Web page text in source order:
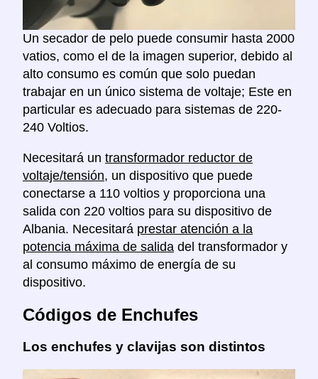
Un secador de pelo puede consumir hasta 2000
vatios, como el de la imagen superior, debido al
alto consumo es común que solo puedan
trabajar en un único sistema de voltaje; Este en
particular es adecuado para sistemas de 220-
240 Voltios.
Necesitará un transformador reductor de
voltaje/tensión, un dispositivo que puede
conectarse a 110 voltios y proporciona una
salida con 220 voltios para su dispositivo de
Albania. Necesitará prestar atención a la
potencia máxima de salida del transformador y
al consumo máximo de energía de su
dispositivo.
Códigos de Enchufes
Los enchufes y clavijas son distintos